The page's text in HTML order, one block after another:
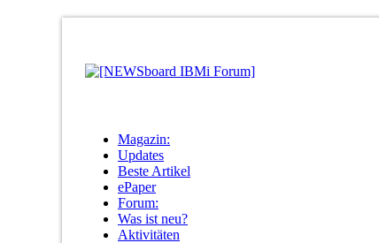
Magazin:
Updates
Beste Artikel
ePaper
Forum:
Was ist neu?
Aktivitäten